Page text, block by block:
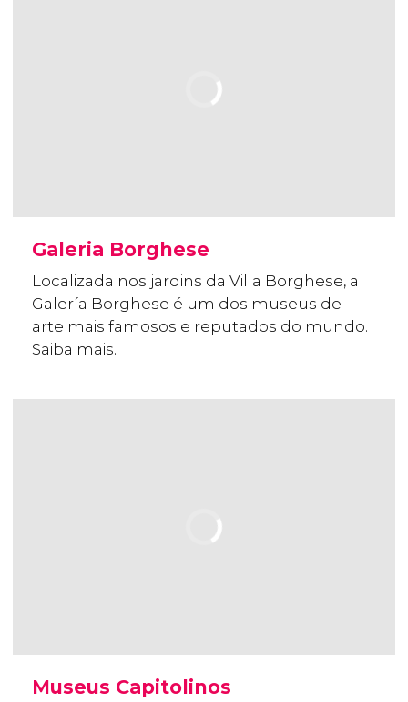
Galeria Borghese
Localizada nos jardins da Villa Borghese, a
Galería Borghese é um dos museus de
arte mais famosos e reputados do mundo.
Saiba mais.
Museus Capitolinos